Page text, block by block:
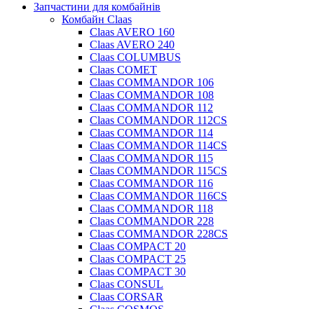
Запчастини для комбайнів
Комбайн Claas
Claas AVERO 160
Claas AVERO 240
Claas COLUMBUS
Claas COMET
Claas COMMANDOR 106
Claas COMMANDOR 108
Claas COMMANDOR 112
Claas COMMANDOR 112CS
Claas COMMANDOR 114
Claas COMMANDOR 114CS
Claas COMMANDOR 115
Claas COMMANDOR 115CS
Claas COMMANDOR 116
Claas COMMANDOR 116CS
Claas COMMANDOR 118
Claas COMMANDOR 228
Claas COMMANDOR 228CS
Claas COMPACT 20
Claas COMPACT 25
Claas COMPACT 30
Claas CONSUL
Claas CORSAR